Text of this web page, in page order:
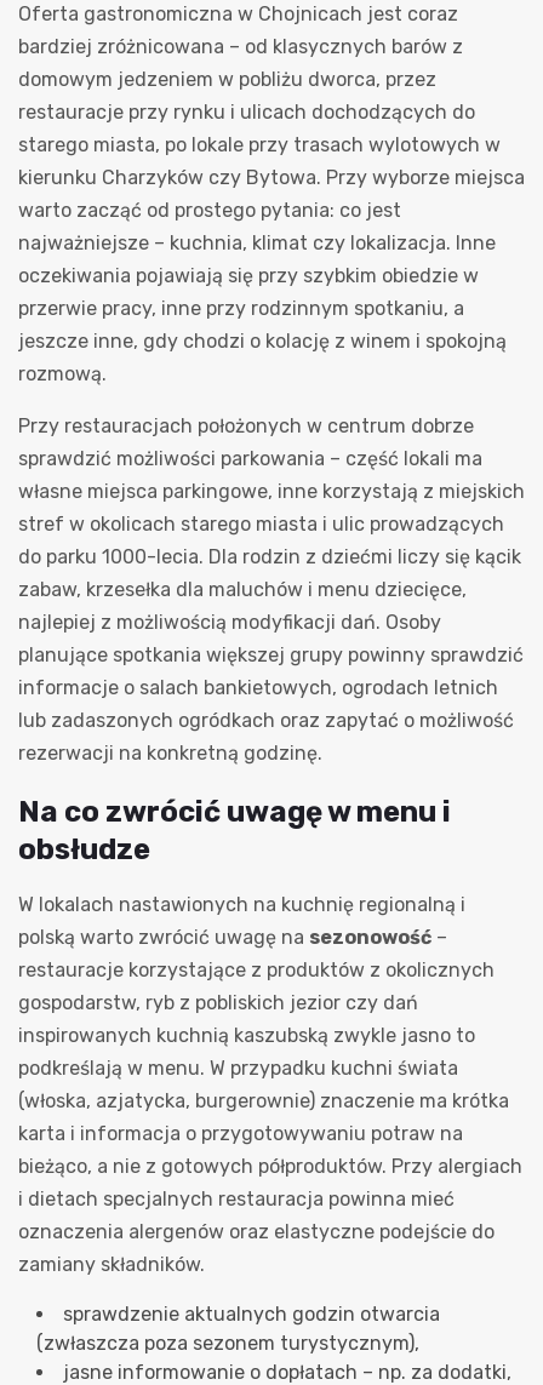
Oferta gastronomiczna w Chojnicach jest coraz
bardziej zróżnicowana – od klasycznych barów z
domowym jedzeniem w pobliżu dworca, przez
restauracje przy rynku i ulicach dochodzących do
starego miasta, po lokale przy trasach wylotowych w
kierunku Charzyków czy Bytowa. Przy wyborze miejsca
warto zacząć od prostego pytania: co jest
najważniejsze – kuchnia, klimat czy lokalizacja. Inne
oczekiwania pojawiają się przy szybkim obiedzie w
przerwie pracy, inne przy rodzinnym spotkaniu, a
jeszcze inne, gdy chodzi o kolację z winem i spokojną
rozmową.
Przy restauracjach położonych w centrum dobrze
sprawdzić możliwości parkowania – część lokali ma
własne miejsca parkingowe, inne korzystają z miejskich
stref w okolicach starego miasta i ulic prowadzących
do parku 1000-lecia. Dla rodzin z dziećmi liczy się kącik
zabaw, krzesełka dla maluchów i menu dziecięce,
najlepiej z możliwością modyfikacji dań. Osoby
planujące spotkania większej grupy powinny sprawdzić
informacje o salach bankietowych, ogrodach letnich
lub zadaszonych ogródkach oraz zapytać o możliwość
rezerwacji na konkretną godzinę.
Na co zwrócić uwagę w menu i
obsłudze
W lokalach nastawionych na kuchnię regionalną i
polską warto zwrócić uwagę na sezonowość –
restauracje korzystające z produktów z okolicznych
gospodarstw, ryb z pobliskich jezior czy dań
inspirowanych kuchnią kaszubską zwykle jasno to
podkreślają w menu. W przypadku kuchni świata
(włoska, azjatycka, burgerownie) znaczenie ma krótka
karta i informacja o przygotowywaniu potraw na
bieżąco, a nie z gotowych półproduktów. Przy alergiach
i dietach specjalnych restauracja powinna mieć
oznaczenia alergenów oraz elastyczne podejście do
zamiany składników.
sprawdzenie aktualnych godzin otwarcia
(zwłaszcza poza sezonem turystycznym),
jasne informowanie o dopłatach – np. za dodatki,